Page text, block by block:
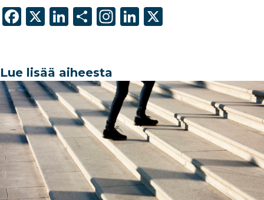
F
e
b
o
o
k
X
Li
e
dI
n
S
e
In
ra
m
Li
dI
n
Lue lisää aiheesta